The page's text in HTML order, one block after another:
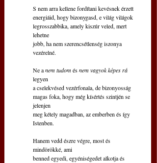
S nem arra kellene fordítani kevésnek érzett
energiáid, hogy bizonygasd, e világ világok
legrosszabbika, amely kiszúr veled, mert
lehetne
jobb, ha nem szerencsétlenség iszonya
vezérelné.
Ne a nem tudom és nem vagyok képes rá
legyen
a cselekvésed vezérfonala, de bizonyosság
magas foka, hogy még kísértés szintjén se
jelenjen
meg kétely magadban, az emberben és így
Istenben.
Hanem vedd észre végre, most és
mindörökké, ami
benned egyedi, egyéniségedet alkotja és